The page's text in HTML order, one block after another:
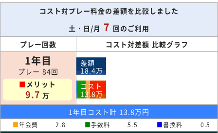
コスト対プレー料金の差額を比較しました
土・日/月 7 回のご利用
プレー回数
コスト対差額 比較グラフ
1年目
プレー 84回
■メリット
9.7 万
差額
18.4万
コスト
13.8万
1年目コスト計 13.8万円
■年会費 2.8 ■手数料 5.5 ■書換料 0.5